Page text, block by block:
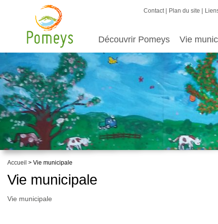
Contact Plan du site
Découvrir Pomeys Vie
Accueil > Vie municipale
Vie municipale
Vie municipale